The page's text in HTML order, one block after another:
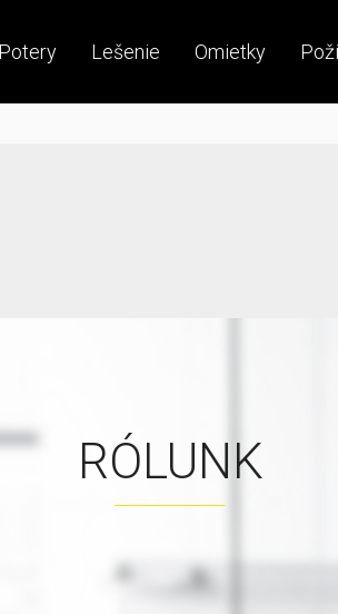
Potery Lešenie Omietky
RÓLUNK